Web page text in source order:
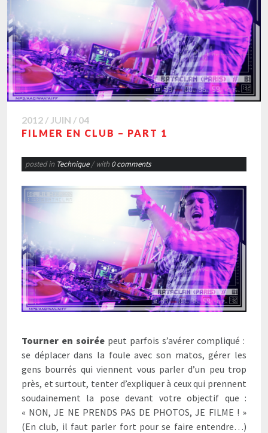
2012 / JUIN / 04
FILMER EN CLUB – PART 1
posted in Technique / with 0 comments
Tourner en soirée peut parfois s’avérer compliqué :
se déplacer dans la foule avec son matos, gérer les
gens bourrés qui viennent vous parler d’un peu trop
près, et surtout, tenter d’expliquer à ceux qui prennent
soudainement la pose devant votre objectif que :
« NON, JE NE PRENDS PAS DE PHOTOS, JE FILME ! »
(En club, il faut parler fort pour se faire entendre…)